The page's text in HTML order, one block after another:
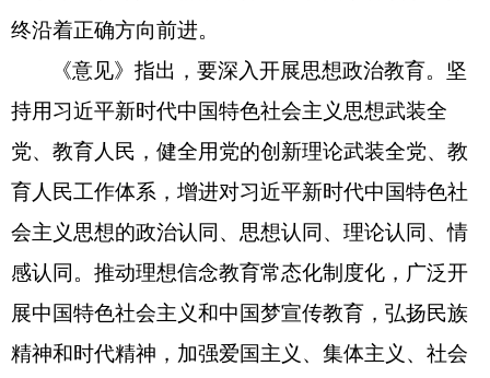
终沿着正确方向前进。
《意见》指出，要深入开展思想政治教育。坚
持用习近平新时代中国特色社会主义思想武装全
党、教育人民，健全用党的创新理论武装全党、教
育人民工作体系，增进对习近平新时代中国特色社
会主义思想的政治认同、思想认同、理论认同、情
感认同。推动理想信念教育常态化制度化，广泛开
展中国特色社会主义和中国梦宣传教育，弘扬民族
精神和时代精神，加强爱国主义、集体主义、社会